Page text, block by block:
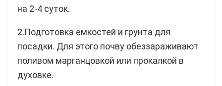
на 2-4 суток.
2.Подготовка емкостей и грунта для
посадки. Для этого почву обеззараживают
поливом марганцовкой или прокалкой в
духовке.